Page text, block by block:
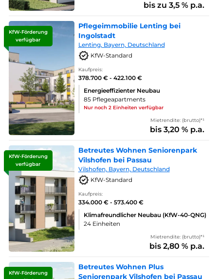
bis zu 3,5 % p.a.
KfW-Förderung
verfügbar
Pflegeimmobilie Lenting bei
Ingolstadt
Lenting, Bayern, Deutschland
KfW-Standard
Kaufpreis:
378.700 € - 422.100 €
Energieeffizienter Neubau
85 Pflegeapartments
Nur noch 2 Einheiten verfügbar
Mietrendite: (brutto)*¹
bis 3,20 % p.a.
KfW-Förderung
verfügbar
Betreutes Wohnen Seniorenpark
Vilshofen bei Passau
Vilshofen, Bayern, Deutschland
KfW-Standard
Kaufpreis:
334.000 € - 573.400 €
Klimafreundlicher Neubau (KfW-40-QNG)
24 Einheiten
Mietrendite: (brutto)*¹
bis 2,80 % p.a.
KfW-Förderung
Betreutes Wohnen Plus
Seniorenpark Vilshofen bei Passau